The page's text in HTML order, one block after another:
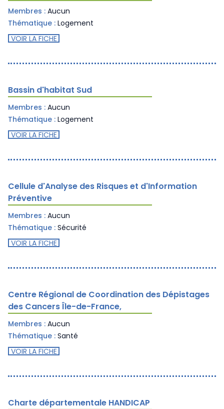
Membres : Aucun
Thématique : Logement
VOIR LA FICHE
Bassin d'habitat Sud
Membres : Aucun
Thématique : Logement
VOIR LA FICHE
Cellule d'Analyse des Risques et d'Information
Préventive
Membres : Aucun
Thématique : Sécurité
VOIR LA FICHE
Centre Régional de Coordination des Dépistages
des Cancers Île-de-France,
Membres : Aucun
Thématique : Santé
VOIR LA FICHE
Charte départementale HANDICAP